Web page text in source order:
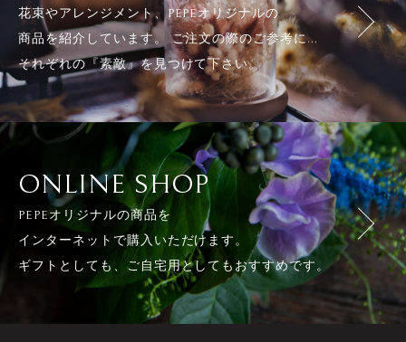
花束やアレンジメント、PEPEオリジナルの
商品を紹介しています。 ご注文の際のご参考に...
それぞれの『素敵』を見つけて下さい。
ONLINE SHOP
PEPEオリジナルの商品を
インターネットで購入いただけます。
ギフトとしても、ご自宅用としてもおすすめです。